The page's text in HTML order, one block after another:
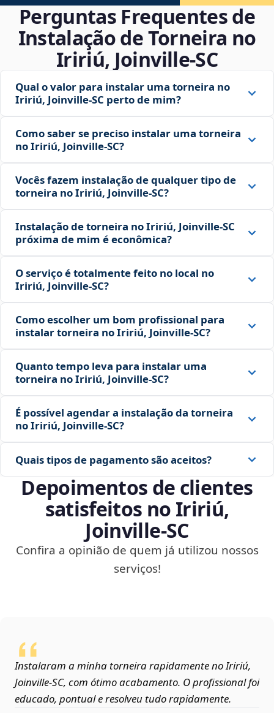
Perguntas Frequentes de
Instalação de Torneira no
Iririú, Joinville‑SC
Qual o valor para instalar uma torneira no
Iririú, Joinville‑SC perto de mim?
Como saber se preciso instalar uma torneira
no Iririú, Joinville‑SC?
Vocês fazem instalação de qualquer tipo de
torneira no Iririú, Joinville‑SC?
Instalação de torneira no Iririú, Joinville‑SC
próxima de mim é econômica?
O serviço é totalmente feito no local no
Iririú, Joinville‑SC?
Como escolher um bom profissional para
instalar torneira no Iririú, Joinville‑SC?
Quanto tempo leva para instalar uma
torneira no Iririú, Joinville‑SC?
É possível agendar a instalação da torneira
no Iririú, Joinville‑SC?
Quais tipos de pagamento são aceitos?
Depoimentos de clientes
satisfeitos no Iririú,
Joinville‑SC
Confira a opinião de quem já utilizou nossos
serviços!
Instalaram a minha torneira rapidamente no Iririú,
Joinville‑SC, com ótimo acabamento. O profissional foi
educado, pontual e resolveu tudo rapidamente.